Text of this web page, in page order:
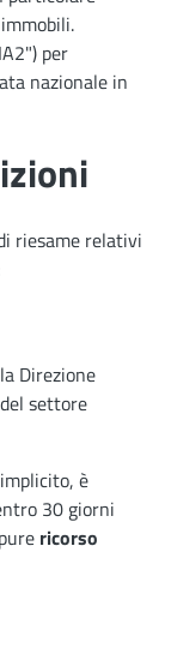
per
nazionale in
riesame relativi
Direzione
settore
è
30 giorni
ricorso